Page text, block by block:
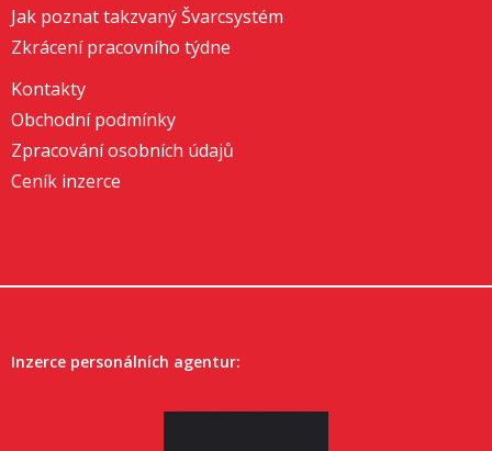
Jak poznat takzvaný Švarcsystém
Zkrácení pracovního týdne
Kontakty
Obchodní podmínky
Zpracování osobních údajů
Ceník inzerce
Inzerce personálních agentur: